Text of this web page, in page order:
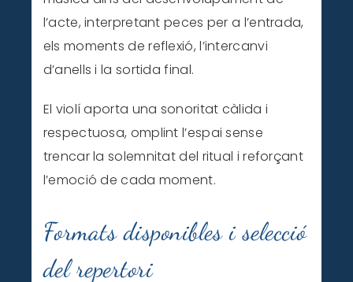
l’acte, interpretant peces per a l’entrada,
els moments de reflexió, l’intercanvi
d’anells i la sortida final.
El violí aporta una sonoritat càlida i
respectuosa, omplint l’espai sense
trencar la solemnitat del ritual i reforçant
l’emoció de cada moment.
Formats disponibles i selecció
del repertori